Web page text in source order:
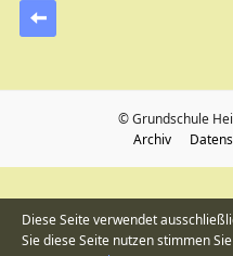
© Grundschule
Archiv
Diese Seite verwendet
Sie diese Seite nutzen stimmen